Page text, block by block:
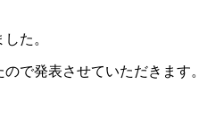
た。
で発表させていただきます。